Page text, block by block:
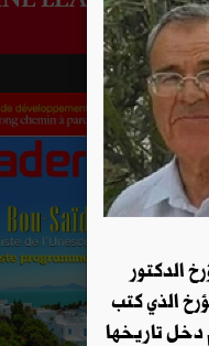
الدكتور
الذي كتب
دخل تاريخها